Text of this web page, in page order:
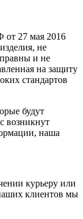
от 27 мая 2016
не
и не
на защиту
стандартов
будут
возникнут
наша
курьеру или
клиентов мы